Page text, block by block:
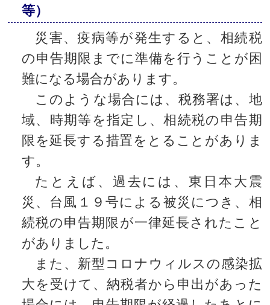
等）
災害、疫病等が発生すると、相続税
の申告期限までに準備を行うことが困
難になる場合があります。
このような場合には、税務署は、地
域、時期等を指定し、相続税の申告期
限を延長する措置をとることがありま
す。
たとえば、過去には、東日本大震
災、台風１９号による被災につき、相
続税の申告期限が一律延長されたこと
がありました。
また、新型コロナウィルスの感染拡
大を受けて、納税者から申出があった